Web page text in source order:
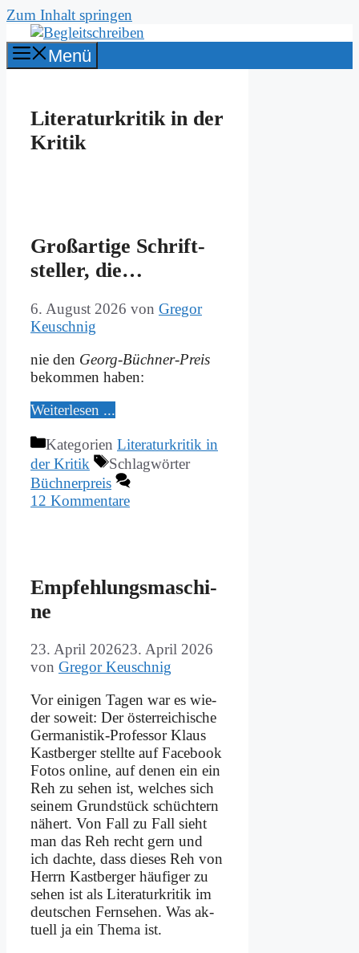
Zum Inhalt springen
Menü
Literaturkritik in der
Kritik
Groß­ar­ti­ge Schrift­
stel­ler, die…
6. August 2026 von Gregor
Keuschnig
nie den Ge­org-Büch­ner-Preis
be­kom­men ha­ben:
Wei­ter­le­sen ...
Kategorien Literaturkritik in
der Kritik
Schlagwörter
Büchnerpreis
12 Kommentare
Emp­feh­lungs­ma­schi­
ne
23. April 202623. April 2026
von Gregor Keuschnig
Vor ei­ni­gen Ta­gen war es wie­
der so­weit: Der öster­rei­chi­sche
Ger­ma­ni­stik-Pro­fes­sor Klaus
Kast­ber­ger stell­te auf Face­book
Fo­tos on­line, auf de­nen ein ein
Reh zu se­hen ist, wel­ches sich
sei­nem Grund­stück schüch­tern
nä­hert. Von Fall zu Fall sieht
man das Reh recht gern und
ich dach­te, dass die­ses Reh von
Herrn Kast­ber­ger häu­fi­ger zu
se­hen ist als Li­te­ra­tur­kri­tik im
deut­schen Fern­se­hen. Was ak­
tu­ell ja ein The­ma ist.